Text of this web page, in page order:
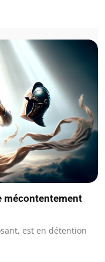
mécontentement
est en détention